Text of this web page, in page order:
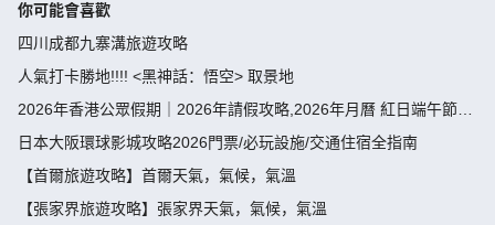
你可能會喜歡
四川成都九寨溝旅遊攻略
人氣打卡勝地!!!! <黑神話：悟空> 取景地
2026年香港公眾假期｜2026年請假攻略,2026年月曆 紅日端午節請
假攻略請4放9-public holiday 2026
日本大阪環球影城攻略2026門票/必玩設施/交通住宿全指南
【首爾旅遊攻略】首爾天氣，氣候，氣溫
【張家界旅遊攻略】張家界天氣，氣候，氣溫